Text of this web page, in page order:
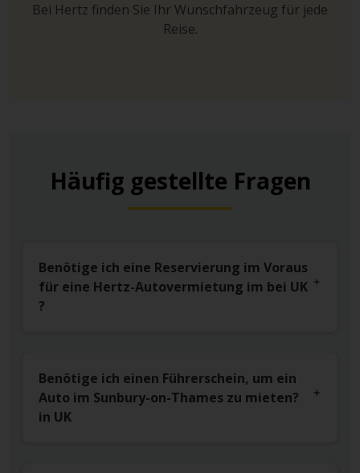
Bei Hertz finden Sie Ihr Wunschfahrzeug für jede
Reise.
Häufig gestellte Fragen
Benötige ich eine Reservierung im Voraus
für eine Hertz-Autovermietung im bei UK
?
Benötige ich einen Führerschein, um ein
Auto im Sunbury-on-Thames zu mieten?
in UK